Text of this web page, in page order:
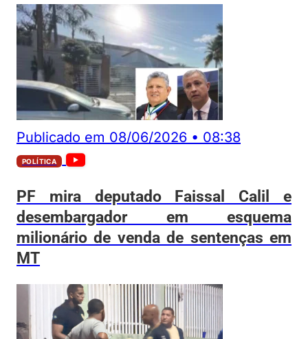
Publicado em 08/06/2026 • 08:38
POLÍTICA
PF mira deputado Faissal Calil e
desembargador em esquema
milionário de venda de sentenças em
MT